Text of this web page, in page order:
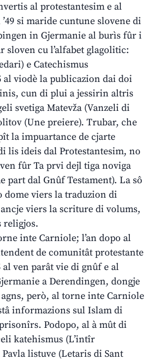
al protestantesim e al
si maride cuntune slovene di
in Gjermanie al burìs fûr i
cu l’alfabet glagolitic:
e Catechismus
al viodè la publicazion dai doi
cun di plui a jessirin altris
svetiga Matevža (Vanzeli di
(Une preiere). Trubar, che
la impuartance de cjarte
lis ideis dal Protestantesim, no
fûr Ta prvi dejl tiga noviga
part dal Gnûf Testament). La sô
dome viers la traduzion di
viers la scriture di volums,
religjos.
inte Carniole; l’an dopo al
de comunitât protestante
ven parât vie di gnûf e al
a Derendingen, dongje
però, al torne inte Carniole
informazions sul Islam di
Podopo, al à mût di
katehismus (L’intîr
listuve (Letaris di Sant